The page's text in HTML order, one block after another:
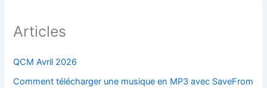
Articles
QCM Avril 2026
Comment télécharger une musique en MP3 avec SaveFrom